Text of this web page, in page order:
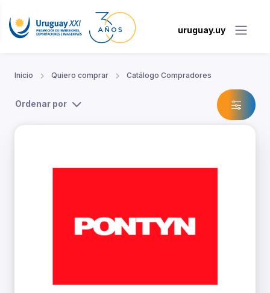
uruguay.uy
Inicio Quiero comprar Catálogo Compradores
Ordenar por